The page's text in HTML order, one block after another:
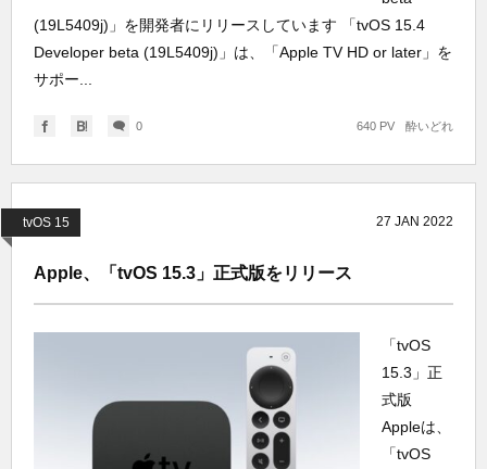
(19L5409j)」を開発者にリリースしています 「tvOS 15.4
Developer beta (19L5409j)」は、「Apple TV HD or later」を
サポー...
0 酔いどれ
640 PV
tvOS 15 27 JAN 2022
Apple、「tvOS 15.3」正式版をリリース
「tvOS
15.3」正
式版
Appleは、
「tvOS